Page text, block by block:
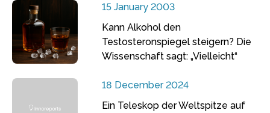
15 January 2003
Kann Alkohol den
Testosteronspiegel steigern? Die
Wissenschaft sagt: „Vielleicht“
18 December 2024
Ein Teleskop der Weltspitze auf